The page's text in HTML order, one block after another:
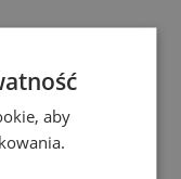
aby